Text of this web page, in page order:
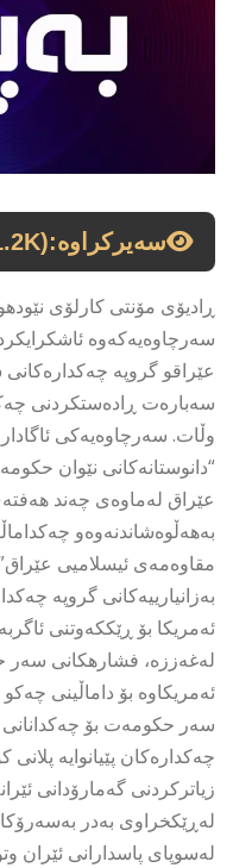
سەیرکراوە:(1.2K)
ڕادیۆی مۆنتی کارلۆى
سەرچاوەیەکەوە
عێراقو گروپە
سەبارەت ڕادەستکردنی
وڵات. سەرچاوەیەکی
“دانوستانەکانی نێوان
عێراق لەماوەی چەند
بەهەڵوەشاندنەوەو
مقاوەمەی ئیسلامیی عێراق”.
بەزانیارییەکانی گروپە
ئەمریکا بۆ ڕێککەوتنی
لەغەززە، فشارهكانى سەر
ئەمریکاوە بۆ داماڵینی
سەر حکومەت بۆ چەکدانانی
چەکدارەکان پێیانوایە
زیاترکردنی گەمارۆدانی
لەڕێکخراوی بەدر
لەسوپای پاسدارانی ئێران